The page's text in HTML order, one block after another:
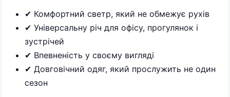
✔ Комфортний светр, який не обмежує рухів
✔ Універсальну річ для офісу, прогулянок і
зустрічей
✔ Впевненість у своєму вигляді
✔ Довговічний одяг, який прослужить не один
сезон